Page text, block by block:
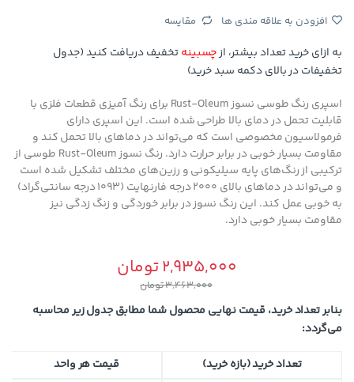
افزودن به علاقه مندی ها مقایسه
به ازای خرید تعداد بیشتر، ازچسبینهتخفیف دریافت کنید (جدول
تخفیفات در بالای دکمه سبد خرید)
اسپری رنگ طوسی نسوز Rust-Oleum برای رنگ آمیزی قطعات فلزی با
قابلیت تحمل در دمای بالا طراحی شده است. این اسپری دارای
فرمولاسیون مخصوصی است که می‌تواند در دماهای بالا تحمل کند و
مقاومت بسیار خوبی در برابر حرارت دارد. رنگ نسوز Rust-Oleum طوسی از
ترکیبی از رنگ‌های پایه سیلیکونی و رزین‌های مختلف تشکیل شده است
و می‌تواند در دماهای بالای 2000 درجه فارنهایت (1093 درجه سانتی‌گراد)
به خوبی عمل کند. این رنگ نسوز در برابر خوردگی و زنگ زدگی نیز
مقاومت بسیار خوبی دارد.
2,935,000تومان
3,463,000تومان
بنابر تعداد خرید، قیمت نهایی محصول شما مطابق جدول زیر محاسبه
می‌گردد:
تعداد خرید (بازه خرید)
قیمت هر واحد